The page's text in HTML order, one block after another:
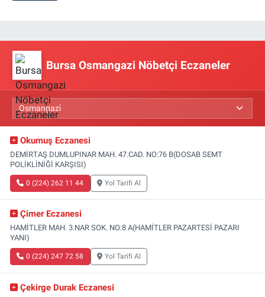
Bursa Osmangazi Nöbetçi Eczaneler
Okumuş Eczanesi
DEMİRTAŞ DUMLUPINAR MAH. 47.CAD. NO:76 B(DOSAB SEMT
POLİKLİNİĞİ KARŞISI)
0 (224) 262 11 44 Yol Tarifi Al
Çimer Eczanesi
HAMİTLER MAH. 3.NAR SOK. NO:8 A(HAMİTLER PAZARTESİ PAZARI
YANI)
0 (224) 247 72 58 Yol Tarifi Al
Çekirge Durak Eczanesi